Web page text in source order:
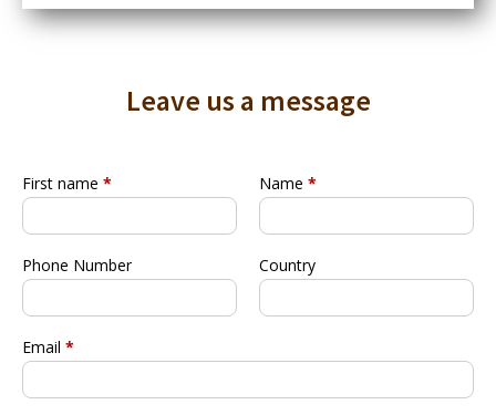
Leave us a message
First name * Name *
Phone Number Country
Email *